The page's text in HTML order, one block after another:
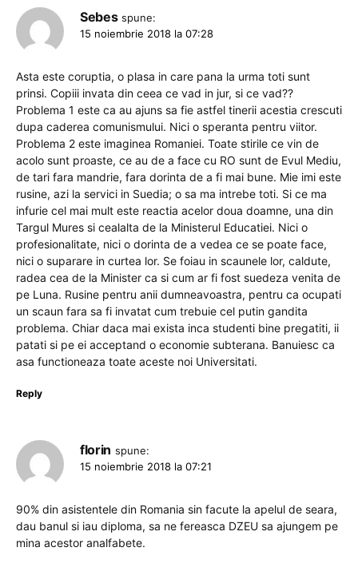
Sebes spune:
15 noiembrie 2018 la 07:28
Asta este coruptia, o plasa in care pana la urma toti sunt
prinsi. Copiii invata din ceea ce vad in jur, si ce vad??
Problema 1 este ca au ajuns sa fie astfel tinerii acestia crescuti
dupa caderea comunismului. Nici o speranta pentru viitor.
Problema 2 este imaginea Romaniei. Toate stirile ce vin de
acolo sunt proaste, ce au de a face cu RO sunt de Evul Mediu,
de tari fara mandrie, fara dorinta de a fi mai bune. Mie imi este
rusine, azi la servici in Suedia; o sa ma intrebe toti. Si ce ma
infurie cel mai mult este reactia acelor doua doamne, una din
Targul Mures si cealalta de la Ministerul Educatiei. Nici o
profesionalitate, nici o dorinta de a vedea ce se poate face,
nici o suparare in curtea lor. Se foiau in scaunele lor, caldute,
radea cea de la Minister ca si cum ar fi fost suedeza venita de
pe Luna. Rusine pentru anii dumneavoastra, pentru ca ocupati
un scaun fara sa fi invatat cum trebuie cel putin gandita
problema. Chiar daca mai exista inca studenti bine pregatiti, ii
patati si pe ei acceptand o economie subterana. Banuiesc ca
asa functioneaza toate aceste noi Universitati.
Reply
florin spune:
15 noiembrie 2018 la 07:21
90% din asistentele din Romania sin facute la apelul de seara,
dau banul si iau diploma, sa ne fereasca DZEU sa ajungem pe
mina acestor analfabete.